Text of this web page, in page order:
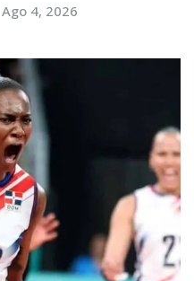
Ago 4, 2026